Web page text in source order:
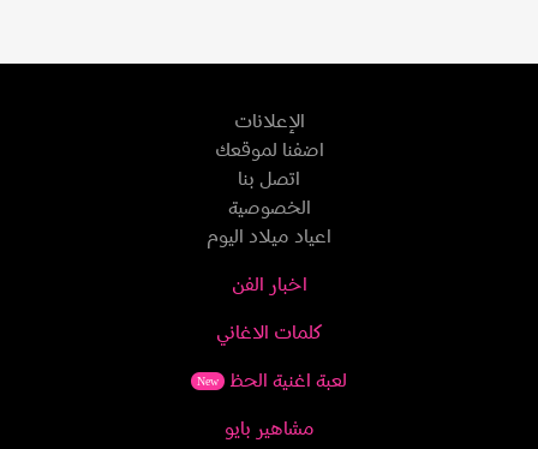
الإعلانات
اضفنا لموقعك
اتصل بنا
الخصوصية
اعياد ميلاد اليوم
اخبار الفن
كلمات الاغاني
لعبة اغنية الحظ New
مشاهير بايو